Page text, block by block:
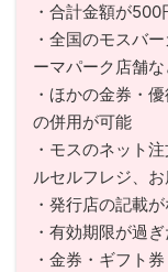
・合計金額が
・全国のモスバ
ーマパーク店舗
・ほかの金券・
の併用が可能
・モスのネット
ルセルフレジ、
・発行店の記載
・有効期限が過
・金券・ギフト